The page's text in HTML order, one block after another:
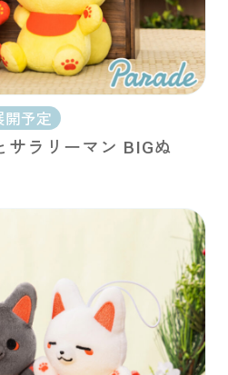
開予定
サラリーマン BIGぬ